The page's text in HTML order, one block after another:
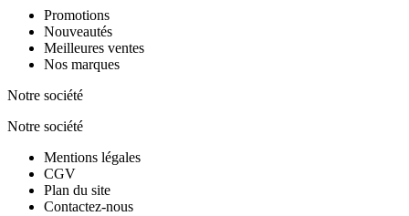
Promotions
Nouveautés
Meilleures ventes
Nos marques
Notre société
Notre société
Mentions légales
CGV
Plan du site
Contactez-nous